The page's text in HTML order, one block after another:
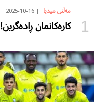
مەڵتی میدیا 2025-10-16
کارەکانمان ڕادەگرین!